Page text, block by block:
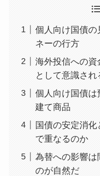
個人向け国債の
ネーの行方
海外投信への資
として意識され
個人向け国債は
建て商品
国債の安定消化
で重なるのか
為替への影響は
のが自然だ